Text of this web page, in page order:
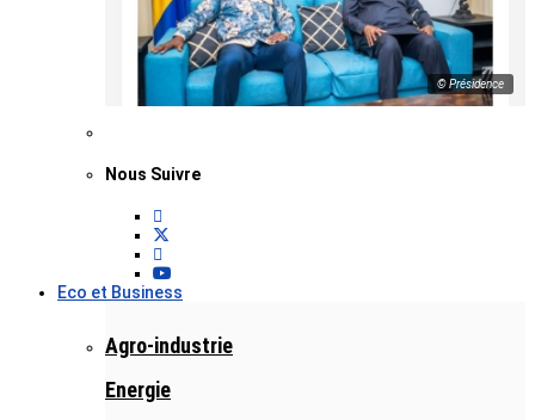
© Présidence
Nous Suivre
Eco et Business
Agro-industrie
Energie